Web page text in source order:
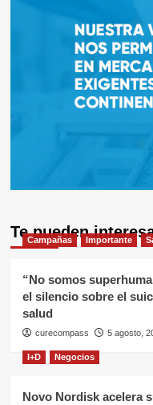
Te pueden
Campañas Importante
“No somos
el silencio sobre el
salud
curecompass 5 agosto,
I+D Negocios
Novo Nordisk acelera